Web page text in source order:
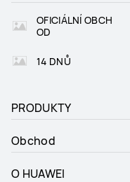
OFICIÁLNÍ OBCH
OD
14 DNŮ
PRODUKTY
Obchod
O HUAWEI